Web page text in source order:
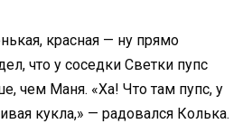
красная — ну прямо
что у соседки Светки пупс
чем Маня. «Ха! Что там пупс, у
кукла,» — радовался Колька.